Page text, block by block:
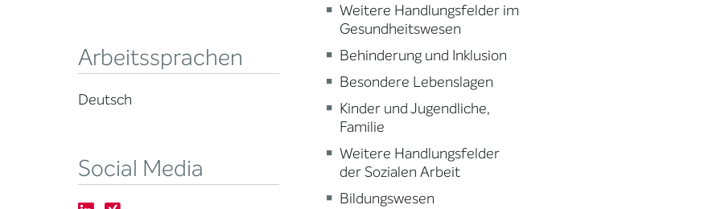
Arbeitssprachen
Deutsch
Social Media
Weitere Handlungsfelder im
Gesundheitswesen
Behinderung und Inklusion
Besondere Lebenslagen
Kinder und Jugendliche,
Familie
Weitere Handlungsfelder
der Sozialen Arbeit
Bildungswesen